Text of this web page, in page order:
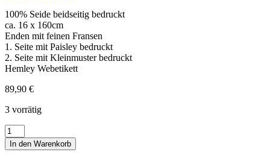
100% Seide beidseitig bedruckt
ca. 16 x 160cm
Enden mit feinen Fransen
1. Seite mit Paisley bedruckt
2. Seite mit Kleinmuster bedruckt
Hemley Webetikett
89,90 €
3 vorrätig
Wendeschal
Seide
Paisley
In den Warenkorb